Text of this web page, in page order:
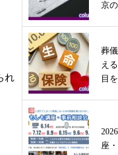
れ
京
葬
え
目
座